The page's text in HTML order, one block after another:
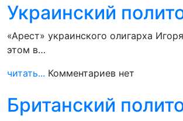
Украинский
«Арест» украинского олигарха
этом в…
читать... Комментариев нет
Британский